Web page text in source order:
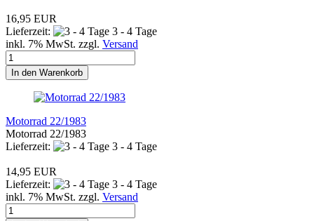
16,95 EUR
Lieferzeit:
3 - 4 Tage
inkl. 7% MwSt. zzgl. Versand
In den Warenkorb
Motorrad 22/1983
Motorrad 22/1983
Lieferzeit:
3 - 4 Tage
14,95 EUR
Lieferzeit:
3 - 4 Tage
inkl. 7% MwSt. zzgl. Versand